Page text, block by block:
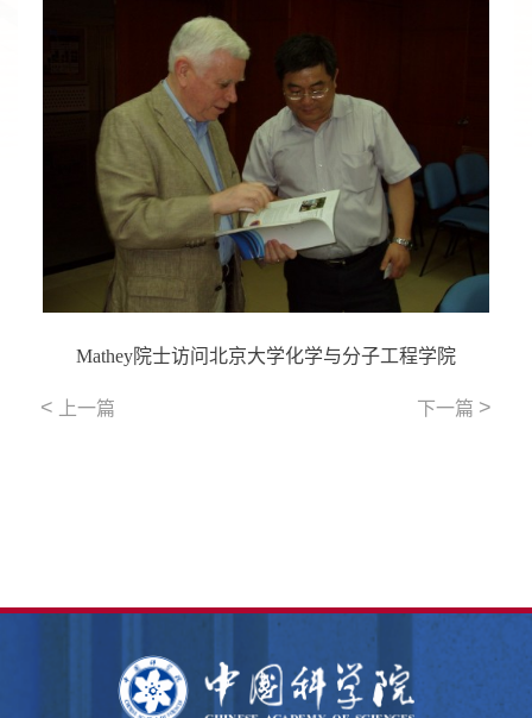
Mathey院士访问北京大学化学与分子工程学院
< 上一篇 下一篇 >